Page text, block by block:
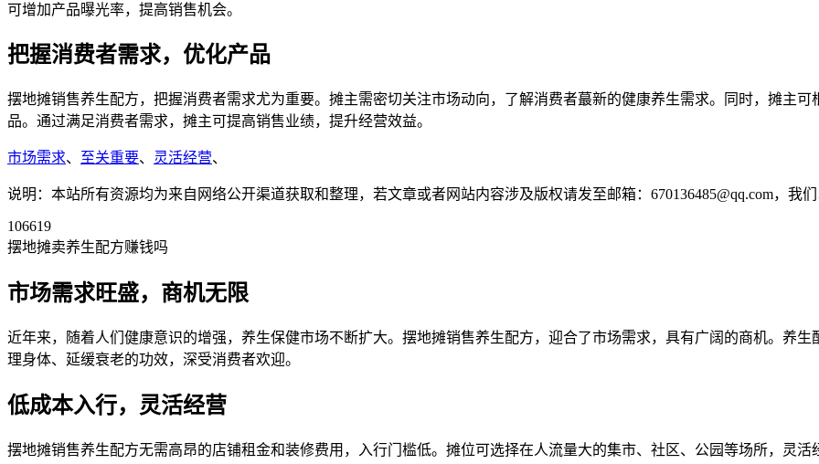
可增加产品曝光率，提高销售机会。
把握消费者需求，优化产品
摆地摊销售养生配方，把握消费者需求尤为重要。摊主需密切关注市场动向，了解消费者蕞新的健康养生需求。同时，摊主
品。通过满足消费者需求，摊主可提高销售业绩，提升经营效益。
市场需求、 至关重要、 灵活经营、
说明：本站所有资源均为来自网络公开渠道获取和整理，若文章或者网站内容涉及版权请发至邮箱：670136485@qq.com，我
106619
摆地摊卖养生配方赚钱吗
市场需求旺盛，商机无限
近年来，随着人们健康意识的增强，养生保健市场不断扩大。摆地摊销售养生配方，迎合了市场需求，具有广阔的商机。养
理身体、延缓衰老的功效，深受消费者欢迎。
低成本入行，灵活经营
摆地摊销售养生配方无需高昂的店铺租金和装修费用，入行门槛低。摊位可选择在人流量大的集市、社区、公园等场所，灵